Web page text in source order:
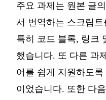
주요 과제는 원본 글
서 번역하는 스크립
특히 코드 블록, 링크
했습니다. 또 다른 과
어를 쉽게 지원하도
이었습니다. 또한 다